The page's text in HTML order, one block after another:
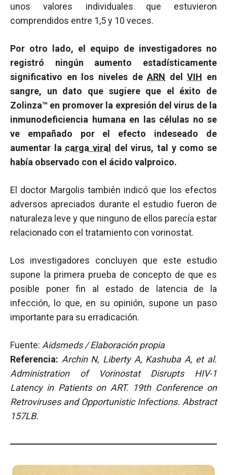
unos valores individuales que estuvieron
comprendidos entre 1,5 y 10 veces.
Por otro lado, el equipo de investigadores no
registró ningún aumento estadísticamente
significativo en los niveles deARN delVIH en
sangre, un dato que sugiere que el éxito de
Zolinza™ en promover la expresión del virus de la
inmunodeficiencia humana en las células no se
ve empañado por el efecto indeseado de
aumentar la carga viral
del virus, tal y como se
había observado con el ácido valproico.
El doctor Margolis también indicó que los efectos
adversos apreciados durante el estudio fueron de
naturaleza leve y que ninguno de ellos parecía estar
relacionado con el tratamiento con vorinostat.
Los investigadores concluyen que este estudio
supone la primera prueba de concepto de que es
posible poner fin al estado de latencia de la
infección, lo que, en su opinión, supone un paso
importante para su erradicación.
Fuente: Aidsmeds / Elaboración propia
Referencia: Archin N, Liberty A, Kashuba A, et al.
Administration of Vorinostat Disrupts HIV-1
Latency in Patients on ART. 19th Conference on
Retroviruses and Opportunistic Infections. Abstract
157LB.